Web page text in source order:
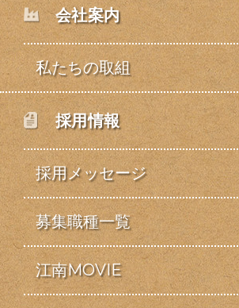
会社案内
私たちの取組
採用情報
採用メッセージ
募集職種一覧
江南MOVIE